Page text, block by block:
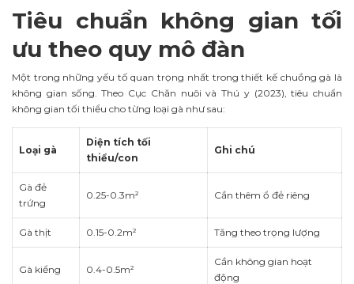
Tiêu chuẩn không gian tối
ưu theo quy mô đàn
Một trong những yếu tố quan trọng nhất trong thiết kế chuồng gà là
không gian sống. Theo Cục Chăn nuôi và Thú y (2023), tiêu chuẩn
không gian tối thiểu cho từng loại gà như sau:
Loại gà
Diện tích tối
thiểu/con
Ghi chú
Gà đẻ
trứng
0.25-0.3m² Cần thêm ổ đẻ riêng
Gà thịt 0.15-0.2m² Tăng theo trọng lượng
Gà kiểng 0.4-0.5m²
Cần không gian hoạt
động